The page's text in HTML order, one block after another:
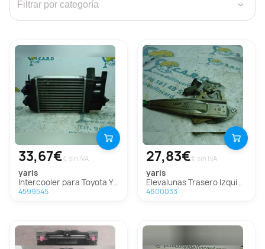
›
33,67€€ sin IVA
yaris
Intercooler para Toyota Yaris
4599545
27,83€€ sin IVA
yaris
Elevalunas Trasero Izquierdo para Toyota Yaris
4600033